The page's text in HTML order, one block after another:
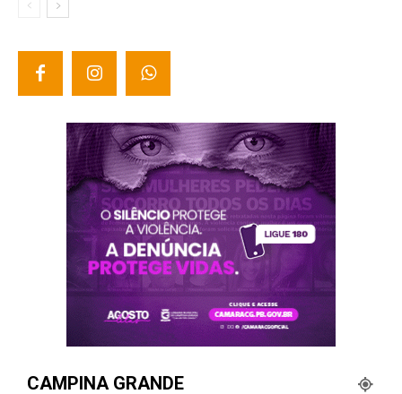
CAMPINA GRANDE